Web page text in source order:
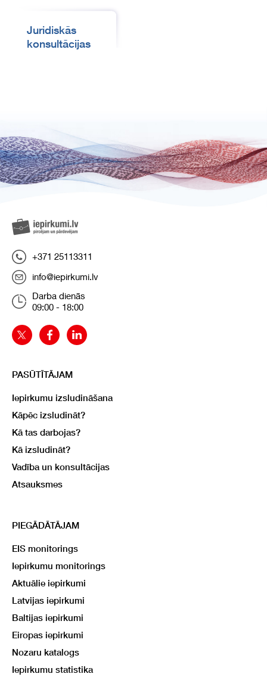
Juridiskās
konsultācijas
+371 25113311
info@iepirkumi.lv
Darba dienās
09:00 - 18:00
PASŪTĪTĀJAM
Iepirkumu izsludināšana
Kāpēc izsludināt?
Kā tas darbojas?
Kā izsludināt?
Vadība un konsultācijas
Atsauksmes
PIEGĀDĀTĀJAM
EIS monitorings
Iepirkumu monitorings
Aktuālie iepirkumi
Latvijas iepirkumi
Baltijas iepirkumi
Eiropas iepirkumi
Nozaru katalogs
Iepirkumu statistika